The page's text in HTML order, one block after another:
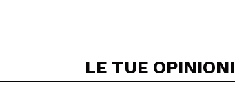
LE TUE OPINIONI